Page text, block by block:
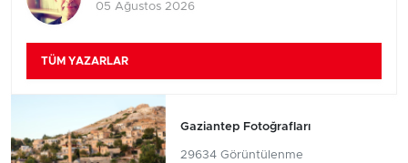
05 Ağustos 2026
TÜM YAZARLAR
Gaziantep Fotoğrafları
29634 Görüntülenme